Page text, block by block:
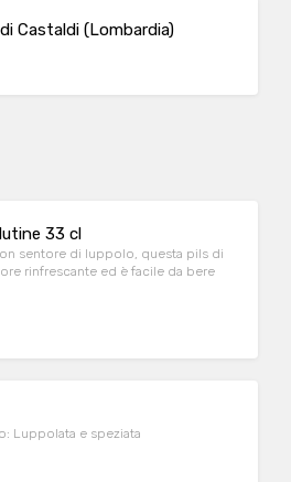
Castaldi (Lombardia)
33 cl
sentore di luppolo, questa pils di
rinfrescante ed è facile da bere
Luppolata e speziata